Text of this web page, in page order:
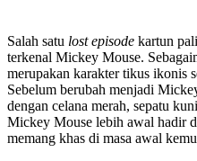
Salah satu lost episode kartun
terkenal Mickey Mouse.
merupakan karakter tikus ikonis
Sebelum berubah menjadi
dengan celana merah, sepatu
Mickey Mouse lebih awal hadir
memang khas di masa awal